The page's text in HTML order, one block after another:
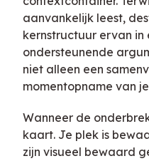
aanvankelijk leest,
kernstructuur ervan
ondersteunende
niet alleen een
momentopname van
Wanneer de
kaart. Je plek is
zijn visueel bewaard